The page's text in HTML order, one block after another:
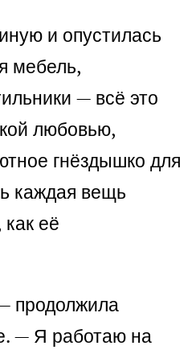
и опустилась
мебель,
— всё это
любовью,
гнёздышко для
каждая вещь
её
продолжила
— Я работаю на